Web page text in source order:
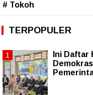
# Tokoh
TERPOPULER
Ini Daftar